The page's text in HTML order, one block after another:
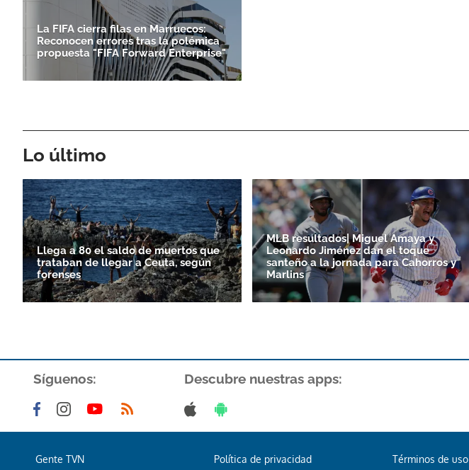
La FIFA cierra filas en Marruecos:
Reconocen errores tras la polémica
propuesta "FIFA Forward Enterprise"
Lo último
Llega a 80 el saldo de muertos que
trataban de llegar a Ceuta, según
forenses
MLB resultados| Miguel Amaya y
Leonardo Jiménez dan el toque
santeño a la jornada para Cahorros y
Marlins
Síguenos: Descubre nuestras apps:
Gente TVN Política de privacidad Términos de uso